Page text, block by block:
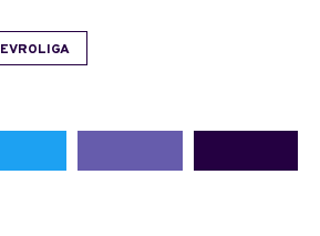
EVROLIGA